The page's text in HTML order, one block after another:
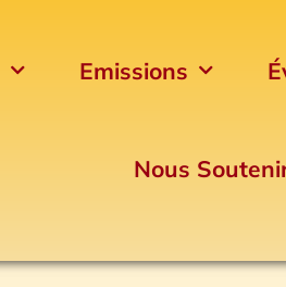
Emissions
Nous